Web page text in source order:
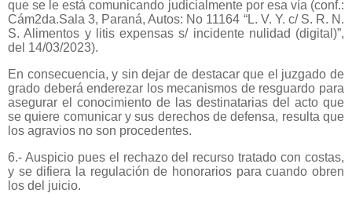
que se le está comunicando judicialmente por esa vía (conf.:
Cám2da.Sala 3, Paraná, Autos: No 11164 “L. V. Y. c/ S. R. N.
S. Alimentos y litis expensas s/ incidente nulidad (digital)”,
del 14/03/2023).
En consecuencia, y sin dejar de destacar que el juzgado de
grado deberá enderezar los mecanismos de resguardo para
asegurar el conocimiento de las destinatarias del acto que
se quiere comunicar y sus derechos de defensa, resulta que
los agravios no son procedentes.
6.- Auspicio pues el rechazo del recurso tratado con costas,
y se difiera la regulación de honorarios para cuando obren
los del juicio.